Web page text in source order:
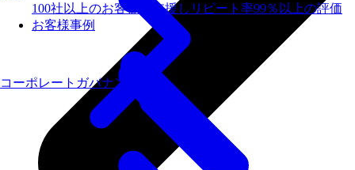
100社以上のお客様を支援しリピート率99％以上の評価
お客様事例
コーポレートガバナンス